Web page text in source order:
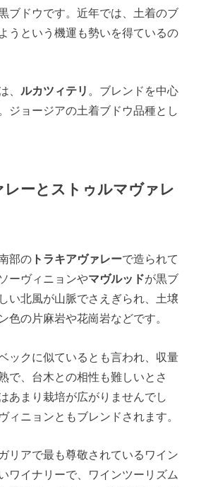
ブドウです。近年では、土着のブ
うという機運も勢いを得ているの
、 ルカツィテリ 。ブレンドを中心
ジョージアの土着ブドウ品種とし
レーとストゥルマヴァレ
部の トラキアヴァレーで造られて
ーヴィニョンやマヴルッドが黒ブ
い北風が山脈でさえぎられ、土壌
色の片麻岩や花崗岩などです。
ックに似ているとも言われ、収量
で、台木との相性も難しいとさ
あまり栽培が広がりませんでし
ィニョンともブレンドされます。
リアで最も尊敬されているワイン
ワイナリーで、ワインツーリズム